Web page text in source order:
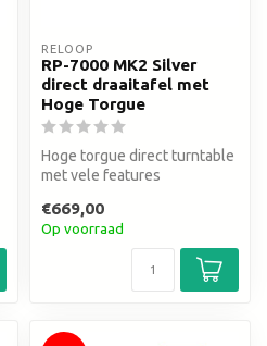
RELOOP
RP-7000 MK2 Silver
direct draaitafel met
Hoge Torgue
Hoge torgue direct turntable
met vele features
€669,00
Op voorraad